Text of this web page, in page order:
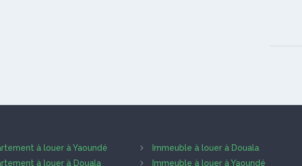
à louer à Yaoundé
à louer à Douala
Immeuble à louer à Douala
Immeuble à louer à Yaoundé